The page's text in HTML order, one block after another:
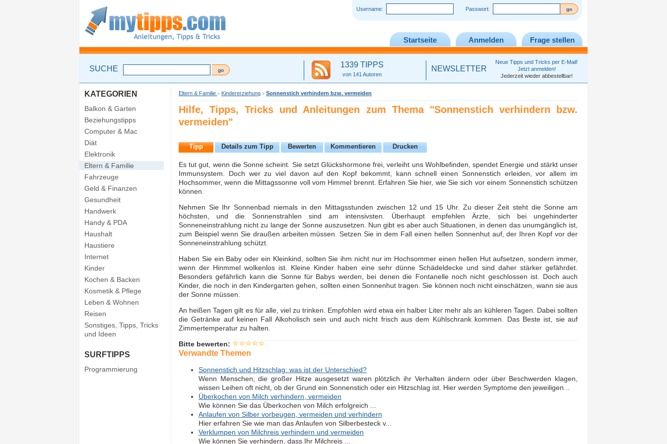
Username: Passwort:
Startseite Anmelden Frage stellen
SUCHE 1339 TIPPS
von 141 Autoren
NEWSLETTER
Neue Tipps und Tricks per E-Mail!
Jetzt anmelden!
Jederzeit wieder abbestellbar!
Eltern & Familie » Kindererziehung » Sonnenstich verhindern bzw. vermeiden
Hilfe, Tipps, Tricks und Anleitungen zum Thema "Sonnenstich verhindern bzw.
vermeiden"
Tipp Details zum Tipp Bewerten Kommentieren Drucken
Es tut gut, wenn die Sonne scheint. Sie setzt Glückshormone frei, verleiht uns Wohlbefinden, spendet Energie und stärkt unser
Immunsystem. Doch wer zu viel davon auf den Kopf bekommt, kann schnell einen Sonnenstich erleiden, vor allem im
Hochsommer, wenn die Mittagssonne voll vom Himmel brennt. Erfahren Sie hier, wie Sie sich vor einem Sonnenstich schützen
können.
Nehmen Sie Ihr Sonnenbad niemals in den Mittagsstunden zwischen 12 und 15 Uhr. Zu dieser Zeit steht die Sonne am
höchsten, und die Sonnenstrahlen sind am intensivsten. Überhaupt empfehlen Ärzte, sich bei ungehinderter
Sonneneinstrahlung nicht zu lange der Sonne auszusetzen. Nun gibt es aber auch Situationen, in denen das unumgänglich ist,
zum Beispiel wenn Sie draußen arbeiten müssen. Setzen Sie in dem Fall einen hellen Sonnenhut auf, der Ihren Kopf vor der
Sonneneinstrahlung schützt.
Haben Sie ein Baby oder ein Kleinkind, sollten Sie ihm nicht nur im Hochsommer einen hellen Hut aufsetzen, sondern immer,
wenn der Hinmmel wolkenlos ist. Kleine Kinder haben eine sehr dünne Schädeldecke und sind daher stärker gefährdet.
Besonders gefährlich kann die Sonne für Babys werden, bei denen die Fontanelle noch nicht geschlossen ist. Doch auch
Kinder, die noch in den Kindergarten gehen, sollten einen Sonnenhut tragen. Sie können noch nicht einschätzen, wann sie aus
der Sonne müssen.
An heißen Tagen gilt es für alle, viel zu trinken. Empfohlen wird etwa ein halber Liter mehr als an kühleren Tagen. Dabei sollten
die Getränke auf keinen Fall Alkoholisch sein und auch nicht frisch aus dem Kühlschrank kommen. Das Beste ist, sie auf
Zimmertemperatur zu halten.
Bitte bewerten:
Verwandte Themen
Sonnenstich und Hitzschlag: was ist der Unterschied?
Wenn Menschen, die großer Hitze ausgesetzt waren plötzlich ihr Verhalten ändern oder über Beschwerden klagen,
wissen Leihen oft nicht, ob der Grund ein Sonnenstich oder ein Hitzschlag ist. Hier werden Symptome den jeweiligen...
Überkochen von Milch verhindern, vermeiden
Wie können Sie das Überkochen von Milch erfolgreich ...
Anlaufen von Silber vorbeugen, vermeiden und verhindern
Hier erfahren Sie wie man das Anlaufen von Silberbesteck v...
Verklumpen von Milchreis verhindern und vermeiden
Wie können Sie verhindern, dass Ihr Milchreis ...
KATEGORIEN
Balkon & Garten
Beziehungstipps
Computer & Mac
Diät
Elektronik
Eltern & Familie
Fahrzeuge
Geld & Finanzen
Gesundheit
Handwerk
Handy & PDA
Haushalt
Haustiere
Internet
Kinder
Kochen & Backen
Kosmetik & Pflege
Leben & Wohnen
Reisen
Sonstiges, Tipps, Tricks
und Ideen
SURFTIPPS
Programmierung